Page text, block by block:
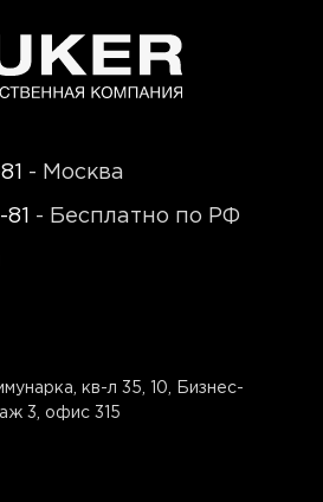
- Москва
- Бесплатно по РФ
кв-л 35, 10, Бизнес-
3, офис 315